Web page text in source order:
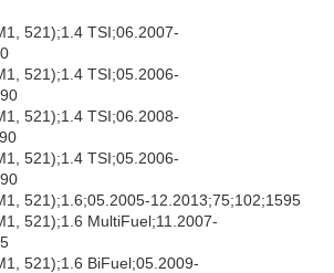
521);1.4 TSI;06.2007-
521);1.4 TSI;05.2006-
521);1.4 TSI;06.2008-
521);1.4 TSI;05.2006-
521);1.6;05.2005-12.2013;75;102;1595
521);1.6 MultiFuel;11.2007-
521);1.6 BiFuel;05.2009-